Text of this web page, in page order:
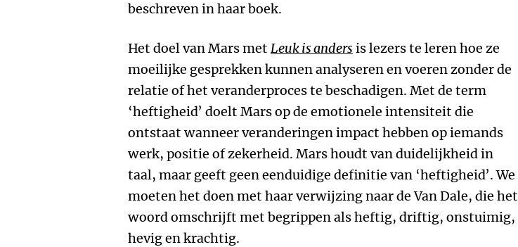
beschreven in haar boek.
Het doel van Mars met Leuk is anders is lezers te leren hoe ze
moeilijke gesprekken kunnen analyseren en voeren zonder de
relatie of het veranderproces te beschadigen. Met de term
‘heftigheid’ doelt Mars op de emotionele intensiteit die
ontstaat wanneer veranderingen impact hebben op iemands
werk, positie of zekerheid. Mars houdt van duidelijkheid in
taal, maar geeft geen eenduidige definitie van ‘heftigheid’. We
moeten het doen met haar verwijzing naar de Van Dale, die het
woord omschrijft met begrippen als heftig, driftig, onstuimig,
hevig en krachtig.